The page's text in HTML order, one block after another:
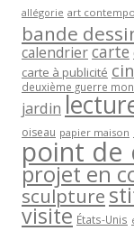
allégorie art
bande
calendriercarte
carte à publicité
deuxième guerre
jardin
oiseau papier maison
point de
projet en
sculpture
visite États-Unis